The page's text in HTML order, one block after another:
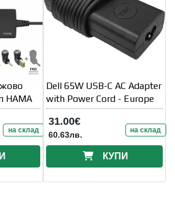
HAMA
на склад
Dell 65W USB-C AC Adapter
with Power Cord - Europe
31.00€
60.63лв. на склад
КУПИ